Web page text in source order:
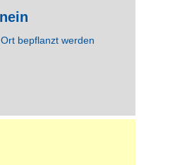
bepflanzt werden